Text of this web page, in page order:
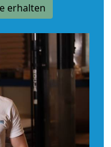
erhalten